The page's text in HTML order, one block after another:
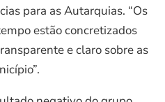
para as Autarquias. “Os
estão concretizados
e claro sobre as